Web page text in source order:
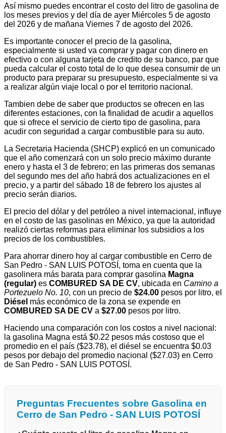
Así mismo puedes encontrar el costo del litro de gasolina de
los meses previos y del día de ayer Miércoles 5 de agosto
del 2026 y de mañana Viernes 7 de agosto del 2026.
Es importante conocer el precio de la gasolina,
especialmente si usted va comprar y pagar con dinero en
efectivo o con alguna tarjeta de credito de su banco, par que
pueda calcular el costo total de lo que desea consumir de un
producto para preparar su presupuesto, especialmente si va
a realizar algún viaje local o por el territorio nacional.
Tambien debe de saber que productos se ofrecen en las
diferentes estaciones, con la finalidad de acudir a aquellos
que si ofrece el servicio de cierto tipo de gasolina, para
acudir con seguridad a cargar combustible para su auto.
La Secretaria Hacienda (SHCP) explicó en un comunicado
que el año comenzará con un solo precio máximo durante
enero y hasta el 3 de febrero; en las primeras dos semanas
del segundo mes del año habrá dos actualizaciones en el
precio, y a partir del sábado 18 de febrero los ajustes al
precio serán diarios.
El precio del dólar y del petróleo a nivel internacional, influye
en el costo de las gasolinas en México, ya que la autoridad
realizó ciertas reformas para eliminar los subsidios a los
precios de los combustibles.
Para ahorrar dinero hoy al cargar combustible en Cerro de
San Pedro - SAN LUIS POTOSÍ, toma en cuenta que la
gasolinera más barata para comprar gasolina Magna
(regular) es COMBURED SA DE CV, ubicada en Camino a
Portezuelo No. 10, con un precio de $24.00 pesos por litro, el
Diésel más económico de la zona se expende en
COMBURED SA DE CV a $27.00 pesos por litro.
Haciendo una comparación con los costos a nivel nacional:
la gasolina Magna está $0.22 pesos más costoso que el
promedio en el país ($23.78), el diésel se encuentra $0.03
pesos por debajo del promedio nacional ($27.03) en Cerro
de San Pedro - SAN LUIS POTOSÍ.
Preguntas Frecuentes sobre Gasolina en
Cerro de San Pedro - SAN LUIS POTOSÍ